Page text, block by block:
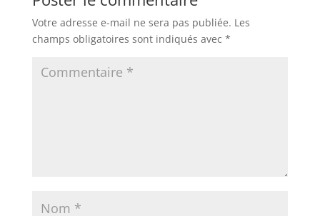
Votre adresse e-mail ne sera pas publiée. Les
champs obligatoires sont indiqués avec *